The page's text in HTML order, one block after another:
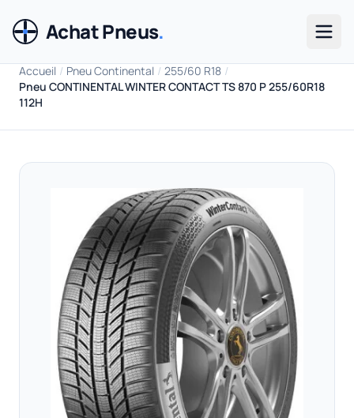
Achat Pneus.
Accueil / Pneu Continental / 255/60 R18 /
Pneu CONTINENTAL WINTER CONTACT TS 870 P 255/60R18
112H